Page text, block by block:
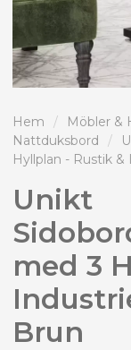
Hem / Möbler &
Nattduksbord
/
Hyllplan - Rustik
Unikt
med 3
Brun